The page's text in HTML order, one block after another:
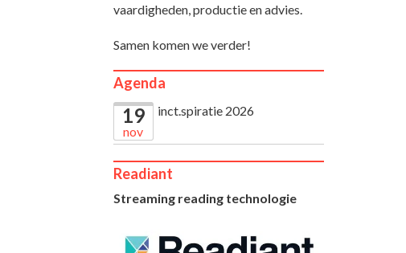
vaardigheden, productie en advies.
Samen komen we verder!
Agenda
19
nov
inct.spiratie 2026
Readiant
Streaming reading technologie